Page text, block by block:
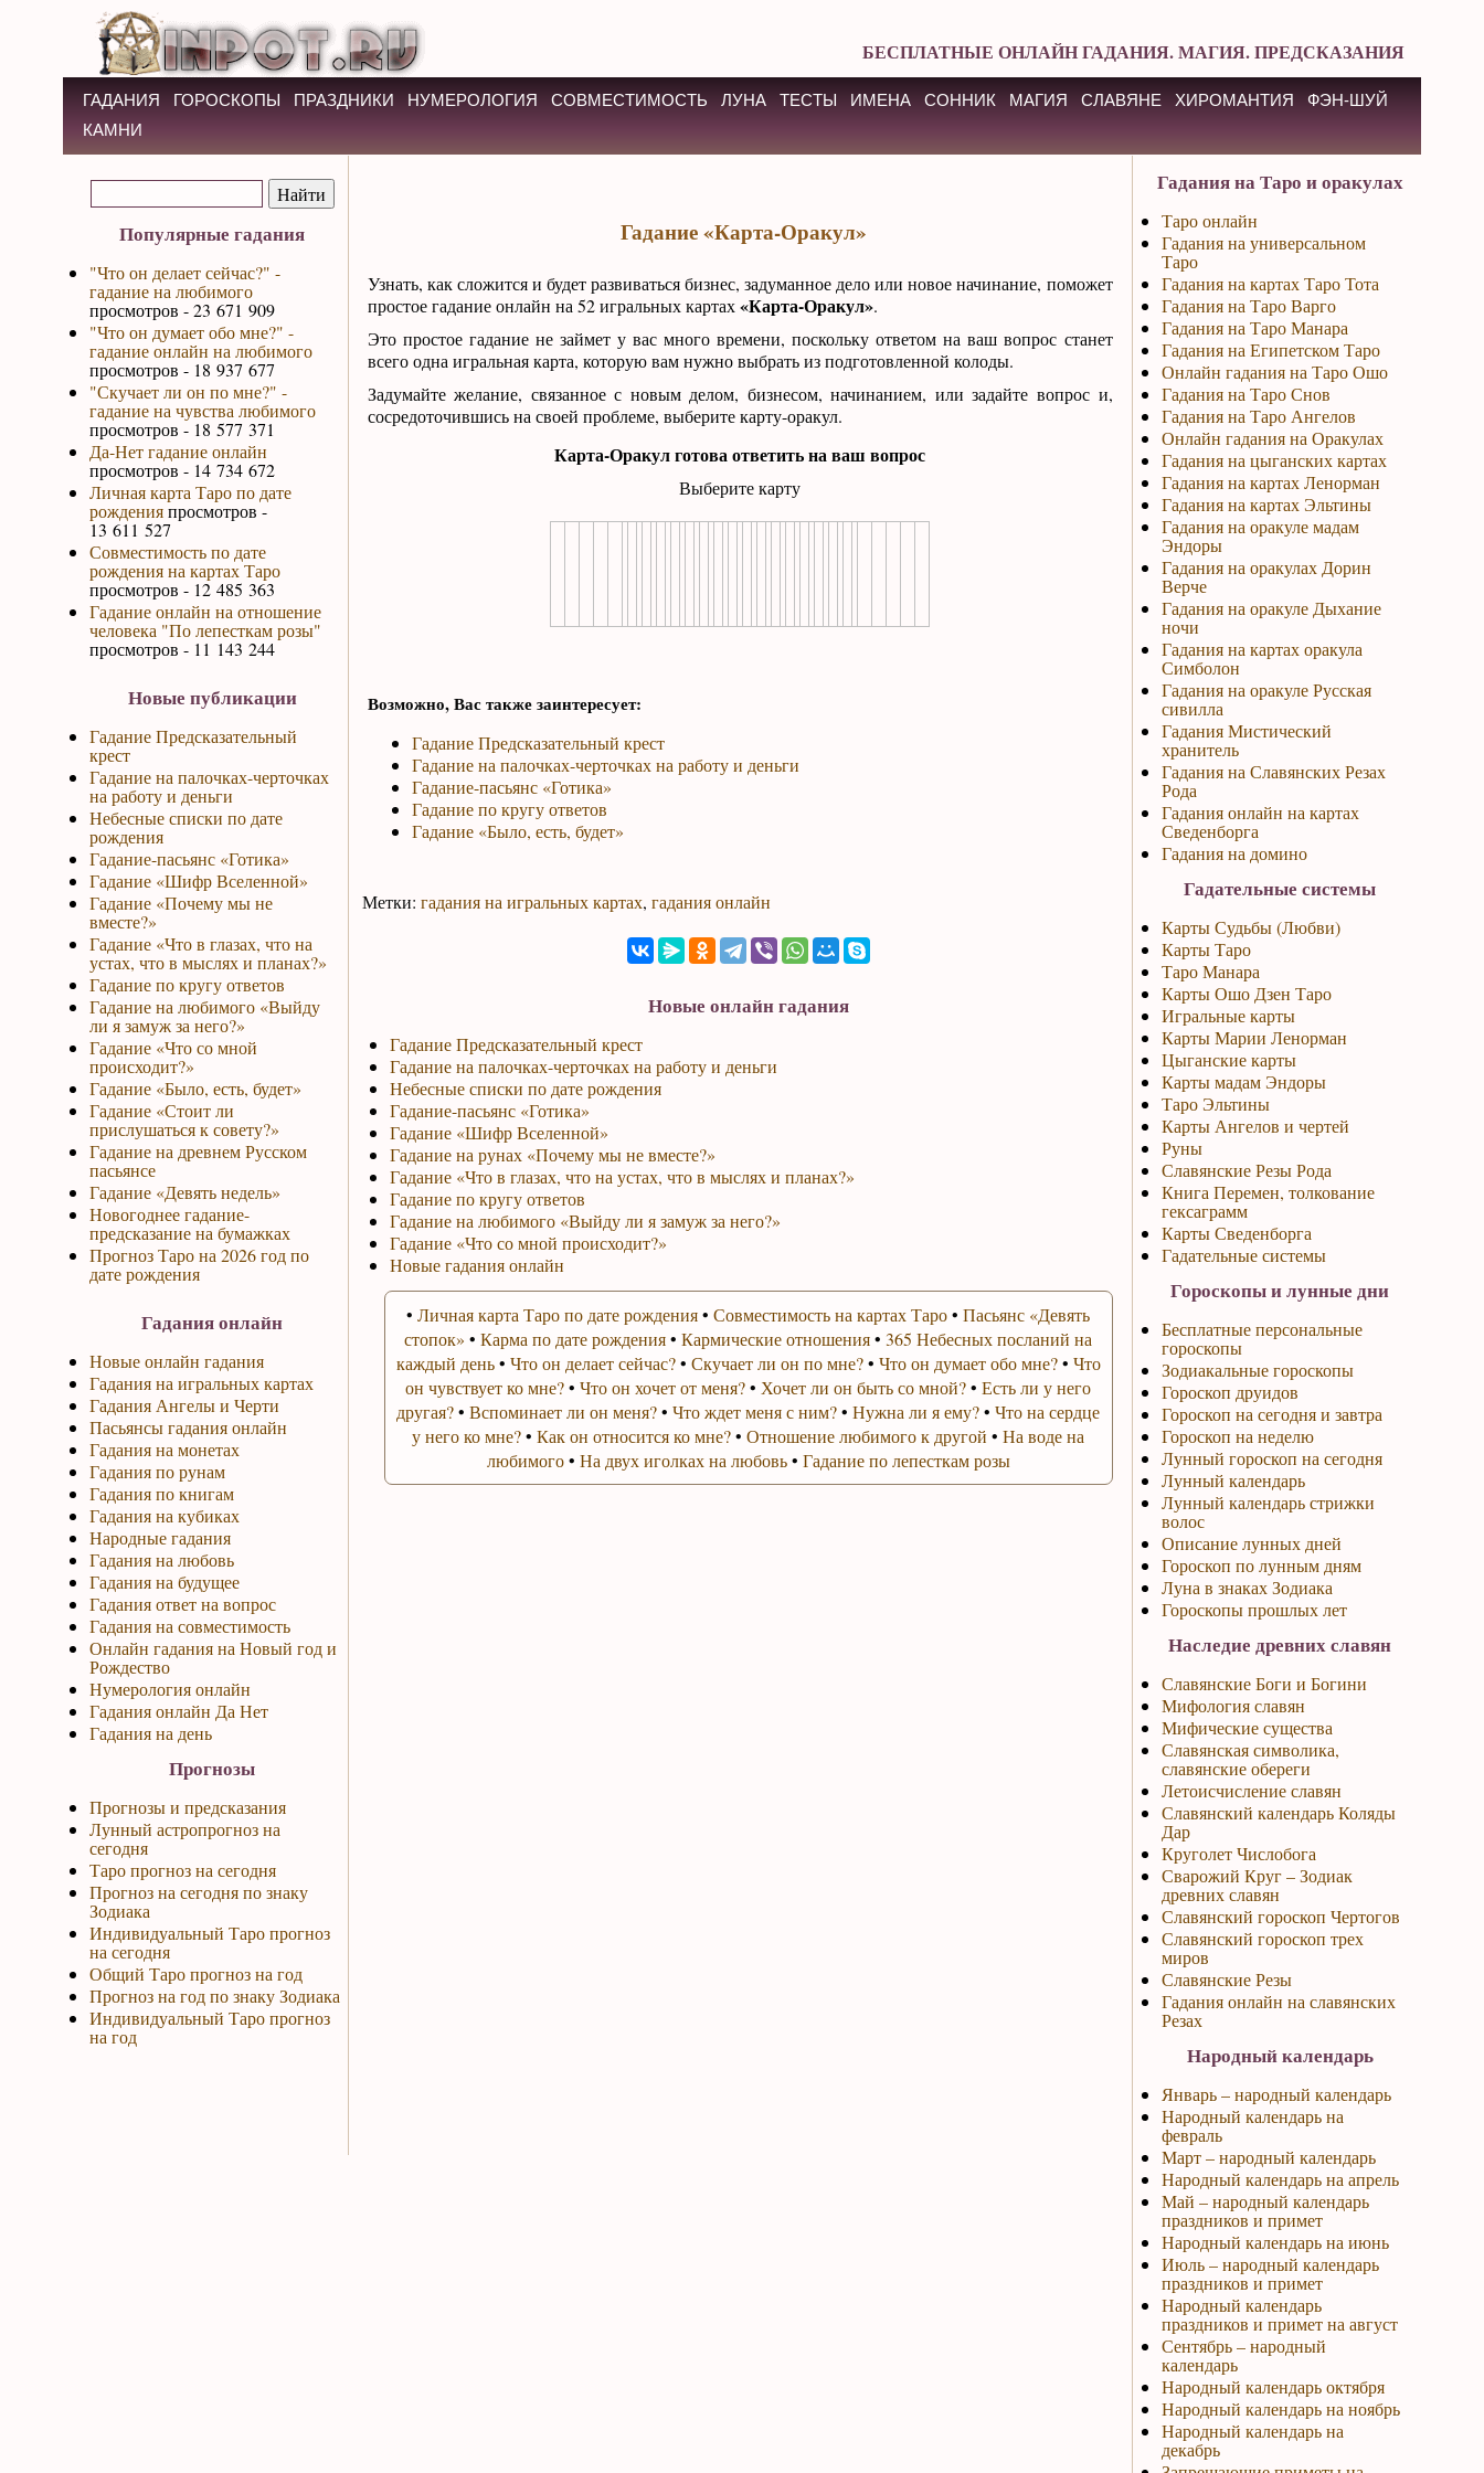
БЕСПЛАТНЫЕ ОНЛАЙН ГАДАНИЯ. МАГИЯ. ПРЕДСКАЗАНИЯ
ГАДАНИЯ ГОРОСКОПЫ ПРАЗДНИКИ НУМЕРОЛОГИЯ СОВМЕСТИМОСТЬ ЛУНА ТЕСТЫ ИМЕНА СОННИК МАГИЯ СЛАВЯНЕ ХИРОМАНТИЯ
ФЭН-ШУЙ
КАМНИ
Популярные гадания
"Что он делает сейчас?" -
гадание на любимого
просмотров - 23 671 909
"Что он думает обо мне?" -
гадание онлайн на любимого
просмотров - 18 937 677
"Скучает ли он по мне?" -
гадание на чувства любимого
просмотров - 18 577 371
Да-Нет гадание онлайн
просмотров - 14 734 672
Личная карта Таро по дате
рожденияпросмотров -
13 611 527
Совместимость по дате
рождения на картах Таро
просмотров - 12 485 363
Гадание онлайн на отношение
человека "По лепесткам розы"
просмотров - 11 143 244
Новые публикации
Гадание Предсказательный
крест
Гадание на палочках-черточках
на работу и деньги
Небесные списки по дате
рождения
Гадание-пасьянс «Готика»
Гадание «Шифр Вселенной»
Гадание «Почему мы не
вместе?»
Гадание «Что в глазах, что на
устах, что в мыслях и планах?»
Гадание по кругу ответов
Гадание на любимого «Выйду
ли я замуж за него?»
Гадание «Что со мной
происходит?»
Гадание «Было, есть, будет»
Гадание «Стоит ли
прислушаться к совету?»
Гадание на древнем Русском
пасьянсе
Гадание «Девять недель»
Новогоднее гадание-
предсказание на бумажках
Прогноз Таро на 2026 год по
дате рождения
Гадания онлайн
Новые онлайн гадания
Гадания на игральных картах
Гадания Ангелы и Черти
Пасьянсы гадания онлайн
Гадания на монетах
Гадания по рунам
Гадания по книгам
Гадания на кубиках
Народные гадания
Гадания на любовь
Гадания на будущее
Гадания ответ на вопрос
Гадания на совместимость
Онлайн гадания на Новый год и
Рождество
Нумерология онлайн
Гадания онлайн Да Нет
Гадания на день
Прогнозы
Прогнозы и предсказания
Лунный астропрогноз на
сегодня
Таро прогноз на сегодня
Прогноз на сегодня по знаку
Зодиака
Индивидуальный Таро прогноз
на сегодня
Общий Таро прогноз на год
Прогноз на год по знаку Зодиака
Индивидуальный Таро прогноз
на год
Гадание «Карта-Оракул»
Узнать, как сложится и будет развиваться бизнес, задуманное дело или новое начинание, поможет
простое гадание онлайн на 52 игральных картах«Карта-Оракул».
Это простое гадание не займет у вас много времени, поскольку ответом на ваш вопрос станет
всего одна игральная карта, которую вам нужно выбрать из подготовленной колоды.
Задумайте желание, связанное с новым делом, бизнесом, начинанием, или задайте вопрос и,
сосредоточившись на своей проблеме, выберите карту-оракул.
Карта-Оракул готова ответить на ваш вопрос
Выберите карту
Возможно, Вас также заинтересует:
Гадание Предсказательный крест
Гадание на палочках-черточках на работу и деньги
Гадание-пасьянс «Готика»
Гадание по кругу ответов
Гадание «Было, есть, будет»
Метки: гадания на игральных картах, гадания онлайн
Новые онлайн гадания
Гадание Предсказательный крест
Гадание на палочках-черточках на работу и деньги
Небесные списки по дате рождения
Гадание-пасьянс «Готика»
Гадание «Шифр Вселенной»
Гадание на рунах «Почему мы не вместе?»
Гадание «Что в глазах, что на устах, что в мыслях и планах?»
Гадание по кругу ответов
Гадание на любимого «Выйду ли я замуж за него?»
Гадание «Что со мной происходит?»
Новые гадания онлайн
• Личная карта Таро по дате рождения• Совместимость на картах Таро• Пасьянс «Девять
стопок» • Карма по дате рождения• Кармические отношения• 365 Небесных посланий на
каждый день• Что он делает сейчас?• Скучает ли он по мне?• Что он думает обо мне?• Что
он чувствует ко мне?• Что он хочет от меня?• Хочет ли он быть со мной?• Есть ли у него
другая?• Вспоминает ли он меня?• Что ждет меня с ним?• Нужна ли я ему?• Что на сердце
у него ко мне?• Как он относится ко мне?• Отношение любимого к другой • На воде на
любимого• На двух иголках на любовь• Гадание по лепесткам розы
Гадания на Таро и оракулах
Таро онлайн
Гадания на универсальном
Таро
Гадания на картах Таро Тота
Гадания на Таро Варго
Гадания на Таро Манара
Гадания на Египетском Таро
Онлайн гадания на Таро Ошо
Гадания на Таро Снов
Гадания на Таро Ангелов
Онлайн гадания на Оракулах
Гадания на цыганских картах
Гадания на картах Ленорман
Гадания на картах Эльтины
Гадания на оракуле мадам
Эндоры
Гадания на оракулах Дорин
Верче
Гадания на оракуле Дыхание
ночи
Гадания на картах оракула
Симболон
Гадания на оракуле Русская
сивилла
Гадания Мистический
хранитель
Гадания на Славянских Резах
Рода
Гадания онлайн на картах
Сведенборга
Гадания на домино
Гадательные системы
Карты Судьбы (Любви)
Карты Таро
Таро Манара
Карты Ошо Дзен Таро
Игральные карты
Карты Марии Ленорман
Цыганские карты
Карты мадам Эндоры
Таро Эльтины
Карты Ангелов и чертей
Руны
Славянские Резы Рода
Книга Перемен, толкование
гексаграмм
Карты Сведенборга
Гадательные системы
Гороскопы и лунные дни
Бесплатные персональные
гороскопы
Зодиакальные гороскопы
Гороскоп друидов
Гороскоп на сегодня и завтра
Гороскоп на неделю
Лунный гороскоп на сегодня
Лунный календарь
Лунный календарь стрижки
волос
Описание лунных дней
Гороскоп по лунным дням
Луна в знаках Зодиака
Гороскопы прошлых лет
Наследие древних славян
Славянские Боги и Богини
Мифология славян
Мифические существа
Славянская символика,
славянские обереги
Летоисчисление славян
Славянский календарь Коляды
Дар
Круголет Числобога
Сварожий Круг – Зодиак
древних славян
Славянский гороскоп Чертогов
Славянский гороскоп трех
миров
Славянские Резы
Гадания онлайн на славянских
Резах
Народный календарь
Январь – народный календарь
Народный календарь на
февраль
Март – народный календарь
Народный календарь на апрель
Май – народный календарь
праздников и примет
Народный календарь на июнь
Июль – народный календарь
праздников и примет
Народный календарь
праздников и примет на август
Сентябрь – народный
календарь
Народный календарь октября
Народный календарь на ноябрь
Народный календарь на
декабрь